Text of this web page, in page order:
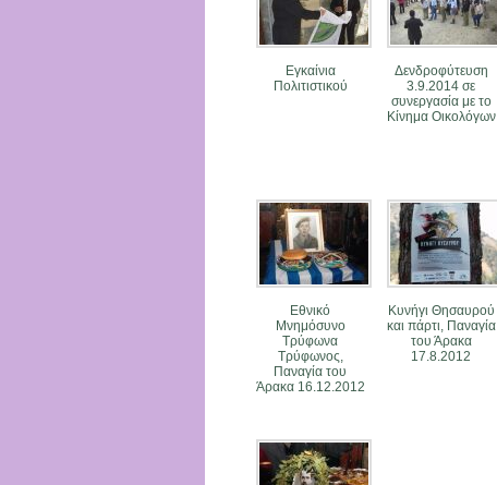
Εγκαίνια
Πολιτιστικού
Δενδροφύτευση
3.9.2014 σε
συνεργασία με το
Κίνημα Οικολόγων
Εθνικό
Μνημόσυνο
Τρύφωνα
Τρύφωνος,
Παναγία του
Άρακα 16.12.2012
Κυνήγι Θησαυρού
και πάρτι, Παναγία
του Άρακα
17.8.2012